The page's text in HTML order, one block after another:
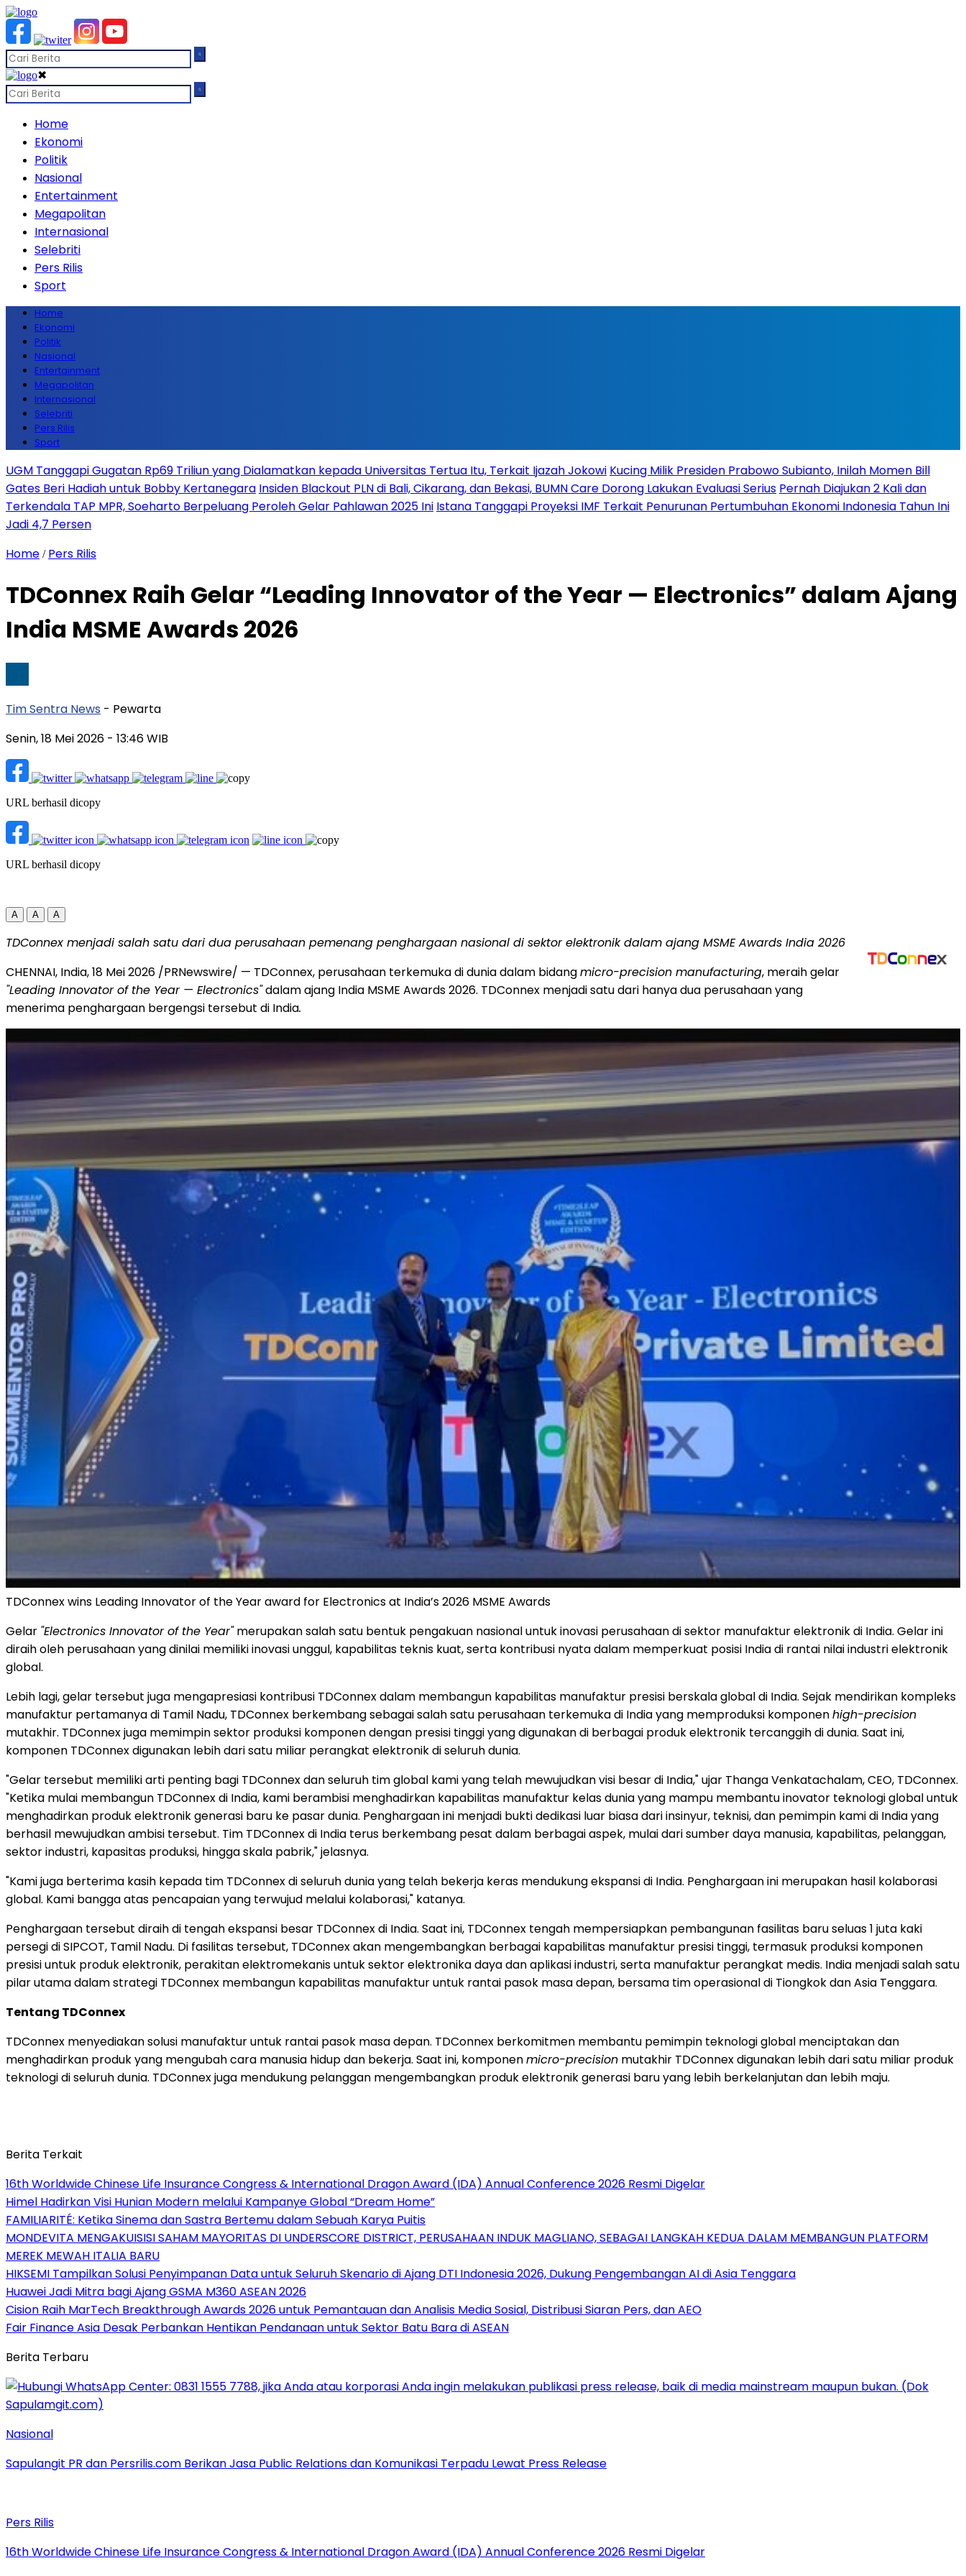
✖
Home
Ekonomi
Politik
Nasional
Entertainment
Megapolitan
Internasional
Selebriti
Pers Rilis
Sport
Home
Ekonomi
Politik
Nasional
Entertainment
Megapolitan
Internasional
Selebriti
Pers Rilis
Sport
UGM Tanggapi Gugatan Rp69 Triliun yang Dialamatkan kepada Universitas Tertua Itu, Terkait Ijazah Jokowi Kucing Milik Presiden Prabowo Subianto, Inilah Momen Bill
Gates Beri Hadiah untuk Bobby Kertanegara Insiden Blackout PLN di Bali, Cikarang, dan Bekasi, BUMN Care Dorong Lakukan Evaluasi Serius Pernah Diajukan 2 Kali dan
Terkendala TAP MPR, Soeharto Berpeluang Peroleh Gelar Pahlawan 2025 Ini Istana Tanggapi Proyeksi IMF Terkait Penurunan Pertumbuhan Ekonomi Indonesia Tahun Ini
Jadi 4,7 Persen
Home / Pers Rilis
TDConnex Raih Gelar “Leading Innovator of the Year — Electronics” dalam Ajang
India MSME Awards 2026
Tim Sentra News - Pewarta
Senin, 18 Mei 2026 - 13:46 WIB
URL berhasil dicopy
URL berhasil dicopy
A A A
TDConnex menjadi salah satu dari dua perusahaan pemenang penghargaan nasional di sektor elektronik dalam ajang MSME Awards India 2026
CHENNAI, India, 18 Mei 2026 /PRNewswire/ — TDConnex, perusahaan terkemuka di dunia dalam bidangmicro-precision manufacturing, meraih gelar
"Leading Innovator of the Year — Electronics"dalam ajang India MSME Awards 2026. TDConnex menjadi satu dari hanya dua perusahaan yang
menerima penghargaan bergengsi tersebut di India.
TDConnex wins Leading Innovator of the Year award for Electronics at India’s 2026 MSME Awards
Gelar "Electronics Innovator of the Year"merupakan salah satu bentuk pengakuan nasional untuk inovasi perusahaan di sektor manufaktur elektronik di India. Gelar ini
diraih oleh perusahaan yang dinilai memiliki inovasi unggul, kapabilitas teknis kuat, serta kontribusi nyata dalam memperkuat posisi India di rantai nilai industri elektronik
global.
Lebih lagi, gelar tersebut juga mengapresiasi kontribusi TDConnex dalam membangun kapabilitas manufaktur presisi berskala global di India. Sejak mendirikan kompleks
manufaktur pertamanya di Tamil Nadu, TDConnex berkembang sebagai salah satu perusahaan terkemuka di India yang memproduksi komponenhigh-precision
mutakhir. TDConnex juga memimpin sektor produksi komponen dengan presisi tinggi yang digunakan di berbagai produk elektronik tercanggih di dunia. Saat ini,
komponen TDConnex digunakan lebih dari satu miliar perangkat elektronik di seluruh dunia.
"Gelar tersebut memiliki arti penting bagi TDConnex dan seluruh tim global kami yang telah mewujudkan visi besar di India," ujar Thanga Venkatachalam, CEO, TDConnex.
"Ketika mulai membangun TDConnex di India, kami berambisi menghadirkan kapabilitas manufaktur kelas dunia yang mampu membantu inovator teknologi global untuk
menghadirkan produk elektronik generasi baru ke pasar dunia. Penghargaan ini menjadi bukti dedikasi luar biasa dari insinyur, teknisi, dan pemimpin kami di India yang
berhasil mewujudkan ambisi tersebut. Tim TDConnex di India terus berkembang pesat dalam berbagai aspek, mulai dari sumber daya manusia, kapabilitas, pelanggan,
sektor industri, kapasitas produksi, hingga skala pabrik," jelasnya.
"Kami juga berterima kasih kepada tim TDConnex di seluruh dunia yang telah bekerja keras mendukung ekspansi di India. Penghargaan ini merupakan hasil kolaborasi
global. Kami bangga atas pencapaian yang terwujud melalui kolaborasi," katanya.
Penghargaan tersebut diraih di tengah ekspansi besar TDConnex di India. Saat ini, TDConnex tengah mempersiapkan pembangunan fasilitas baru seluas 1 juta kaki
persegi di SIPCOT, Tamil Nadu. Di fasilitas tersebut, TDConnex akan mengembangkan berbagai kapabilitas manufaktur presisi tinggi, termasuk produksi komponen
presisi untuk produk elektronik, perakitan elektromekanis untuk sektor elektronika daya dan aplikasi industri, serta manufaktur perangkat medis. India menjadi salah satu
pilar utama dalam strategi TDConnex membangun kapabilitas manufaktur untuk rantai pasok masa depan, bersama tim operasional di Tiongkok dan Asia Tenggara.
Tentang TDConnex
TDConnex menyediakan solusi manufaktur untuk rantai pasok masa depan. TDConnex berkomitmen membantu pemimpin teknologi global menciptakan dan
menghadirkan produk yang mengubah cara manusia hidup dan bekerja. Saat ini, komponenmicro-precision mutakhir TDConnex digunakan lebih dari satu miliar produk
teknologi di seluruh dunia. TDConnex juga mendukung pelanggan mengembangkan produk elektronik generasi baru yang lebih berkelanjutan dan lebih maju.
Berita Terkait
16th Worldwide Chinese Life Insurance Congress & International Dragon Award (IDA) Annual Conference 2026 Resmi Digelar
Himel Hadirkan Visi Hunian Modern melalui Kampanye Global “Dream Home”
FAMILIARITÉ: Ketika Sinema dan Sastra Bertemu dalam Sebuah Karya Puitis
MONDEVITA MENGAKUISISI SAHAM MAYORITAS DI UNDERSCORE DISTRICT, PERUSAHAAN INDUK MAGLIANO, SEBAGAI LANGKAH KEDUA DALAM MEMBANGUN PLATFORM
MEREK MEWAH ITALIA BARU
HIKSEMI Tampilkan Solusi Penyimpanan Data untuk Seluruh Skenario di Ajang DTI Indonesia 2026, Dukung Pengembangan AI di Asia Tenggara
Huawei Jadi Mitra bagi Ajang GSMA M360 ASEAN 2026
Cision Raih MarTech Breakthrough Awards 2026 untuk Pemantauan dan Analisis Media Sosial, Distribusi Siaran Pers, dan AEO
Fair Finance Asia Desak Perbankan Hentikan Pendanaan untuk Sektor Batu Bara di ASEAN
Berita Terbaru
Nasional
Sapulangit PR dan Persrilis.com Berikan Jasa Public Relations dan Komunikasi Terpadu Lewat Press Release
Pers Rilis
16th Worldwide Chinese Life Insurance Congress & International Dragon Award (IDA) Annual Conference 2026 Resmi Digelar